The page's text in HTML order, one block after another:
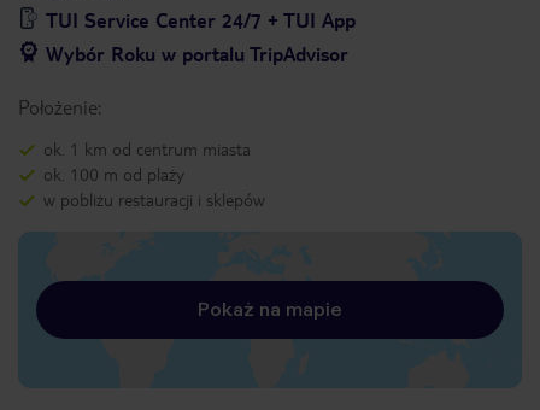
TUI Service Center 24/7 + TUI App
Wybór Roku w portalu TripAdvisor
Położenie:
ok. 1 km od centrum miasta
ok. 100 m od plaży
w pobliżu restauracji i sklepów
Pokaż na mapie